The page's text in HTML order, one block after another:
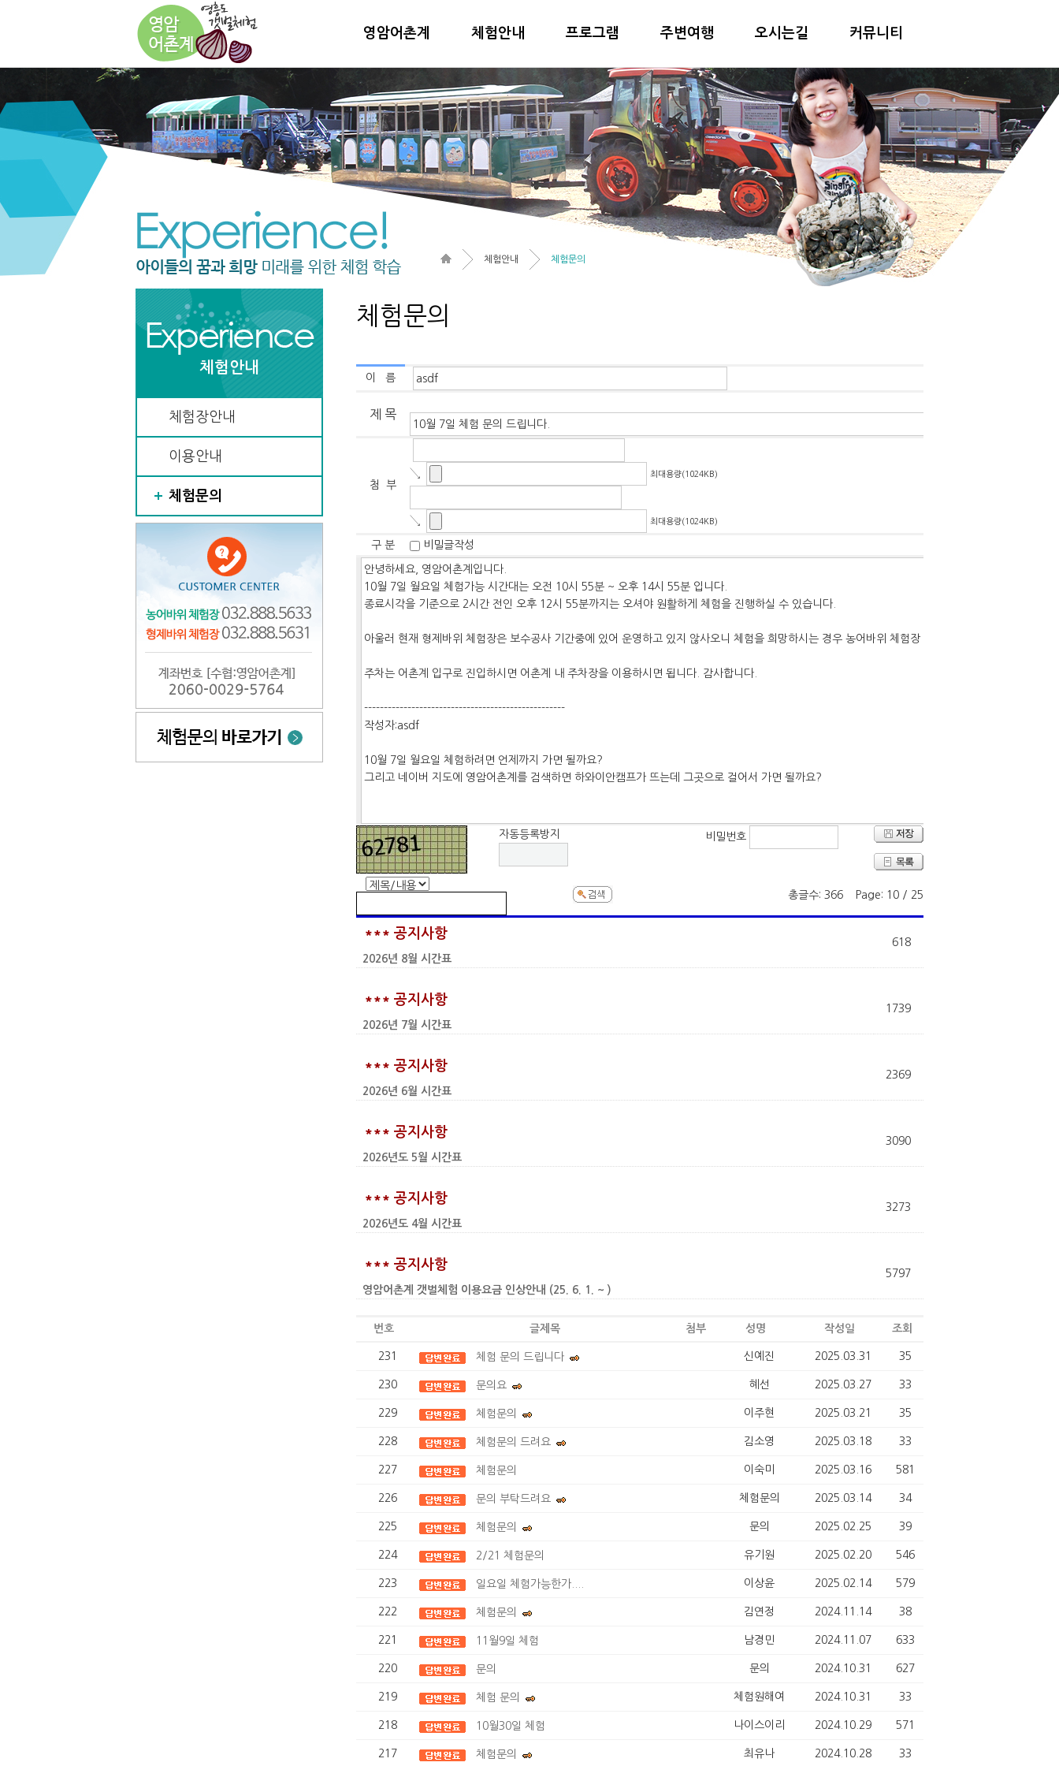
영암어촌계 체험안내 프로그램 주변여행 오시는길 커뮤니티
체험안내
체험장안내
이용안내
체험문의
체험안내 체험문의
체험문의
이 름
제 목
첨 부
↘ 최대용량(1024KB)
↘ 최대용량(1024KB)
구 분 비밀글작성
자동등록방지 비밀번호
총글수: 366 Page: 10 / 25
*** 공지사항
2026년 8월 시간표
618
*** 공지사항
2026년 7월 시간표
1739
*** 공지사항
2026년 6월 시간표
2369
*** 공지사항
2026년도 5월 시간표
3090
*** 공지사항
2026년도 4월 시간표
3273
*** 공지사항
영암어촌계 갯벌체험 이용요금 인상안내 (25. 6. 1. ~ )
5797
번호 글제목 첨부 성명 작성일 조회
231 체험 문의 드립니다 신예진 2025.03.31 35
230 문의요 혜선 2025.03.27 33
229 체험문의 이주현 2025.03.21 35
228 체험문의 드려요 김소영 2025.03.18 33
227 체험문의 이숙미 2025.03.16 581
226 문의 부탁드려요 체험문의 2025.03.14 34
225 체험문의 문의 2025.02.25 39
224 2/21 체험문의 유기원 2025.02.20 546
223 일요일 체험가능한가.... 이상윤 2025.02.14 579
222 체험문의 김연정 2024.11.14 38
221 11월9일 체험 남경민 2024.11.07 633
220 문의 문의 2024.10.31 627
219 체험 문의 체험원해여 2024.10.31 33
218 10월30일 체험 나이스이리 2024.10.29 571
217 체험문의 최유나 2024.10.28 33